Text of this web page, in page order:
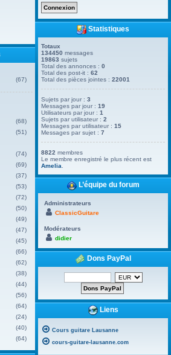
(67)
(68)
(51)
(74)
(69)
(37)
(53)
(72)
(50)
(49)
(47)
(45)
(66)
(62)
(38)
(44)
(56)
(64)
(24)
(40)
(64)
Statistiques
Totaux
134450 messages
19863 sujets
Total des annonces :0
Total des post-it :62
Total des pièces jointes :22001
Sujets par jour :3
Messages par jour :19
Utilisateurs par jour :1
Sujets par utilisateur :2
Messages par utilisateur :15
Messages par sujet :7
8822 membres
Le membre enregistré le plus récent est
Amelia
L’équipe du forum
Administrateurs
ClassicGuitare
Modérateurs
didier
Dons PayPal
Liens
Cours guitare Lausanne
cours-guitare-lausanne.com